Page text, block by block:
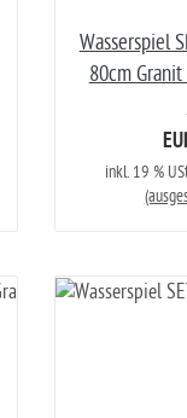
Wasserspiel
80cm
inkl. 19 %